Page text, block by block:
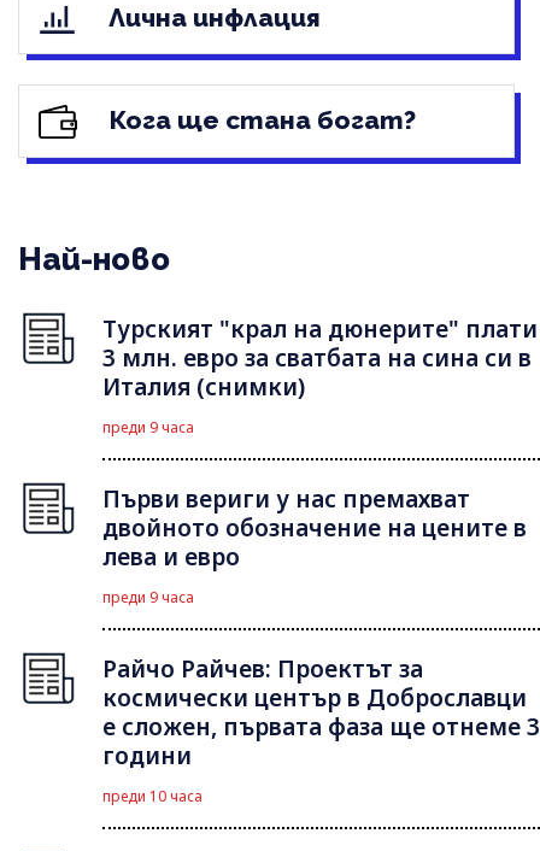
Лична инфлация
Кога ще стана богат?
Най-ново
Турският "крал на дюнерите" плати
3 млн. евро за сватбата на сина си в
Италия (снимки)
преди 9 часа
Първи вериги у нас премахват
двойното обозначение на цените в
лева и евро
преди 9 часа
Райчо Райчев: Проектът за
космически център в Доброславци
е сложен, първата фаза ще отнеме 3
години
преди 10 часа